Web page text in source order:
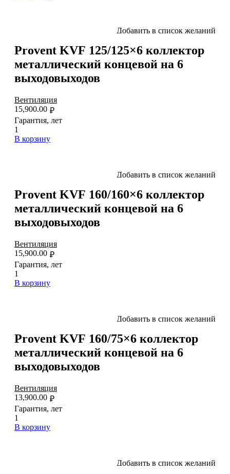
Добавить в список желаний
Provent KVF 125/125×6 коллектор
металлический концевой на 6
выходовыходов
Вентиляция
₽
15,900.00
Гарантия, лет
1
В корзину
Добавить в список желаний
Provent KVF 160/160×6 коллектор
металлический концевой на 6
выходовыходов
Вентиляция
₽
15,900.00
Гарантия, лет
1
В корзину
Добавить в список желаний
Provent KVF 160/75×6 коллектор
металлический концевой на 6
выходовыходов
Вентиляция
₽
13,900.00
Гарантия, лет
1
В корзину
Добавить в список желаний